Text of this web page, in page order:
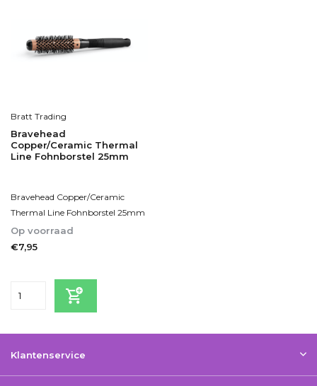
Bratt Trading
Bravehead
Copper/Ceramic Thermal
Line Fohnborstel 25mm
Bravehead Copper/Ceramic
Thermal Line Fohnborstel 25mm
Op voorraad
€7,95
Klantenservice